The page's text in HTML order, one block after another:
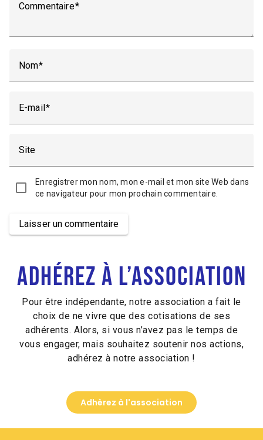
Commentaire
Nom
E-mail
Site
Enregistrer mon nom, mon e-mail et mon site Web dans
ce navigateur pour mon prochain commentaire.
Laisser un commentaire
Adhérez à l’association
Pour être indépendante, notre association a fait le
choix de ne vivre que des cotisations de ses
adhérents. Alors, si vous n’avez pas le temps de
vous engager, mais souhaitez soutenir nos actions,
adhérez à notre association !
Adhèrez à l'association